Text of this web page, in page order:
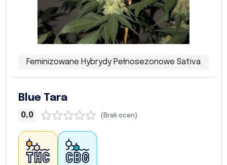
Feminizowane Hybrydy Pełnosezonowe Sativa
Blue Tara
0,0 (Brak ocen)